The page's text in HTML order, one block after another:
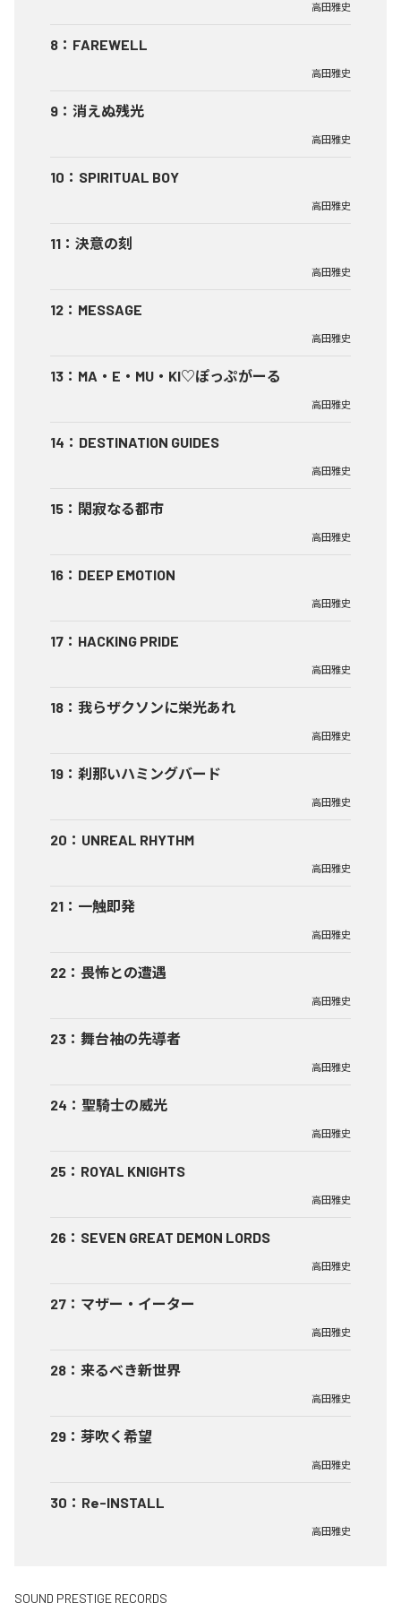
高田雅史
8 ： FAREWELL
高田雅史
9 ： 消えぬ残光
高田雅史
10 ： SPIRITUAL BOY
高田雅史
11 ： 決意の刻
高田雅史
12 ： MESSAGE
高田雅史
13 ： MA・E・MU・KI♡ぽっぷがーる
高田雅史
14 ： DESTINATION GUIDES
高田雅史
15 ： 閑寂なる都市
高田雅史
16 ： DEEP EMOTION
高田雅史
17 ： HACKING PRIDE
高田雅史
18 ： 我らザクソンに栄光あれ
高田雅史
19 ： 刹那いハミングバード
高田雅史
20 ： UNREAL RHYTHM
高田雅史
21 ： 一触即発
高田雅史
22 ： 畏怖との遭遇
高田雅史
23 ： 舞台袖の先導者
高田雅史
24 ： 聖騎士の威光
高田雅史
25 ： ROYAL KNIGHTS
高田雅史
26 ： SEVEN GREAT DEMON LORDS
高田雅史
27 ： マザー・イーター
高田雅史
28 ： 来るべき新世界
高田雅史
29 ： 芽吹く希望
高田雅史
30 ： Re-INSTALL
高田雅史
SOUND PRESTIGE RECORDS